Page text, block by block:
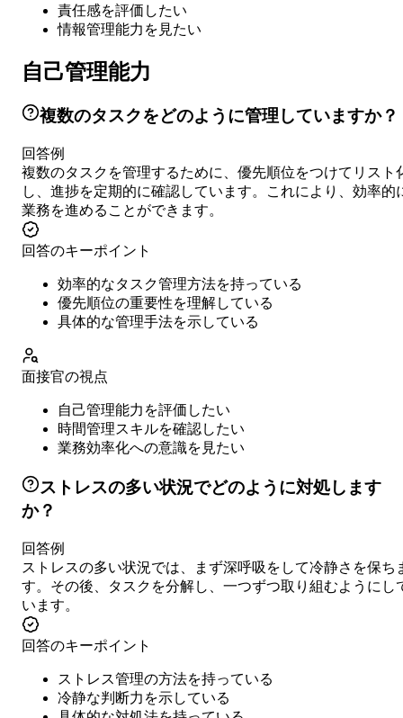
責任感を評価したい
情報管理能力を見たい
自己管理能力
複数のタスクをどのように管理していますか？
回答例
複数のタスクを管理するために、優先順位をつけてリスト
し、進捗を定期的に確認しています。これにより、効率的
業務を進めることができます。
回答のキーポイント
効率的なタスク管理方法を持っている
優先順位の重要性を理解している
具体的な管理手法を示している
面接官の視点
自己管理能力を評価したい
時間管理スキルを確認したい
業務効率化への意識を見たい
ストレスの多い状況でどのように対処します
か？
回答例
ストレスの多い状況では、まず深呼吸をして冷静さを保ち
す。その後、タスクを分解し、一つずつ取り組むようにし
います。
回答のキーポイント
ストレス管理の方法を持っている
冷静な判断力を示している